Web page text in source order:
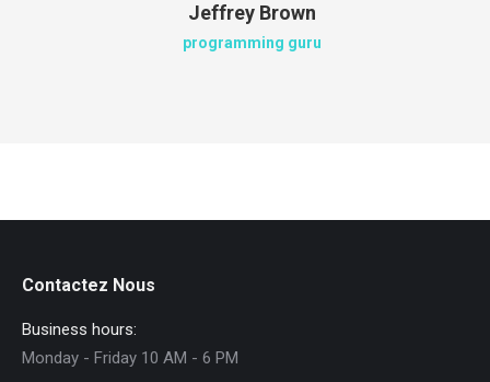
Jeffrey Brown
programming guru
Contactez Nous
Business hours:
Monday - Friday 10 AM - 6 PM